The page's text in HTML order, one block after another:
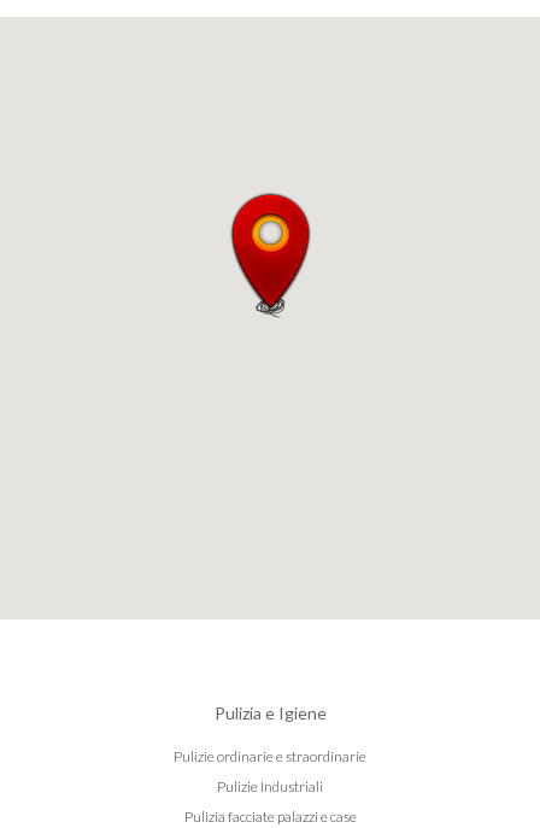
Pulizia e Igiene
Pulizie ordinarie e straordinarie
Pulizie Industriali
Pulizia facciate palazzi e case